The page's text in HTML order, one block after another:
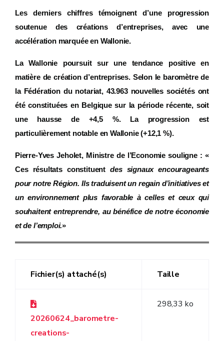
Les derniers chiffres témoignent d’une progression
soutenue des créations d’entreprises, avec une
accélération marquée en Wallonie.
La Wallonie poursuit sur une tendance positive en
matière de création d’entreprises. Selon le baromètre de
la Fédération du notariat, 43.963 nouvelles sociétés ont
été constituées en Belgique sur la période récente, soit
une hausse de +4,5 %. La progression est
particulièrement notable en Wallonie (+12,1 %).
Pierre-Yves Jeholet, Ministre de l’Economie souligne : «
Ces résultats constituentdes signaux encourageants
pour notre Région. Ils traduisent un regain d’initiatives et
un environnement plus favorable à celles et ceux qui
souhaitent entreprendre, au bénéfice de notre économie
et de l’emploi.»
Fichier(s) attaché(s) Taille
20260624_barometre-
creations-
298,33 ko